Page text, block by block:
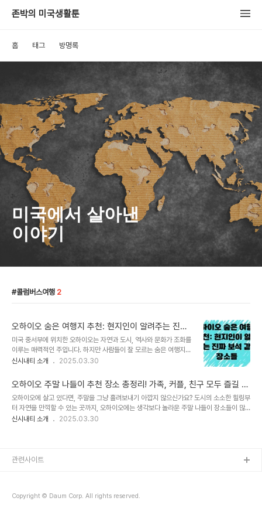
존박의 미국생활툰
홈 태그 방명록
미국에서 살아낸
이야기
콜럼버스여행 2
오하이오 숨은 여행지 추천: 현지인이 알려주는 진짜
보석 같은 장소들
미국 중서부에 위치한 오하이오는 자연과 도시, 역사와 문화가 조화를
이루는 매력적인 주입니다. 하지만 사람들이 잘 모르는 숨은 여행지가
정말 많다는 사실, 알고 계셨나요? 오늘은 오하이오에서 잘 알려지지
튼 가든(Hocking Hills) 말고도! 마운트 지언 주립공원(Mount
Gilead State Park)많은 사람들이 호킹 힐스를 떠올리지만, 조금
더 조용하고 여유로운 자연을 원하신다면 마운트 지언 주립공원을 추
천합니다. 아름다운 호수와 조용한 산책로가 있으며, 사람도 적어 혼자
만의 시간을 보내기 좋습니다.추천 활동피크닉 및 낚시하이킹 및 산림
신시내티 소개 2025.03.30
오하이오 주말 나들이 추천 장소 총정리! 가족, 커플, 친구 모두 즐길 수
있는 최고의 여행지
오하이오에 살고 있다면, 주말을 그냥 흘려보내기 아깝지 않으신가요? 도시의 소소한 힐링부
터 자연을 만끽할 수 있는 곳까지, 오하이오에는 생각보다 놀라운 주말 나들이 장소들이 많
습니다. 이 글에서는 오하이오의 주요 도시별로 추천하는 나들이 장소, 가족/커플/친구 맞춤
체험도 가능.Franklin Park Conservatory and Botanical Gardens열대 식물, 나비
신시내티 소개 2025.03.30
Copyright © Daum Corp. All rights reserved.
관련사이트